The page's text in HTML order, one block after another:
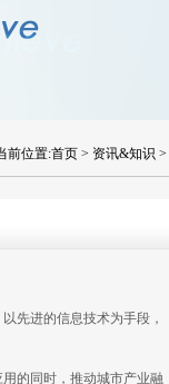
前位置:首页 > 资讯&知识 >
先进的信息技术为手段，
的同时，推动城市产业融